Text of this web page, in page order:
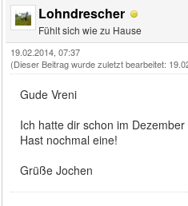
Lohndrescher
Fühlt sich wie zu Hause
19.02.2014, 07:37
(Dieser Beitrag wurde zuletzt bearbeitet:
Gude Vreni
Ich hatte dir schon im
Hast nochmal eine!
Grüße Jochen